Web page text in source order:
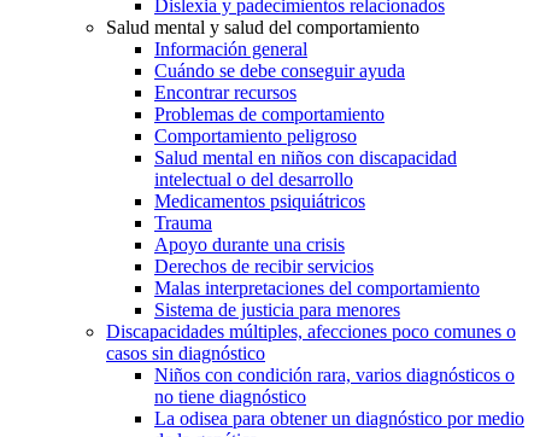
Dislexia y padecimientos relacionados
Salud mental y salud del comportamiento
Información general
Cuándo se debe conseguir ayuda
Encontrar recursos
Problemas de comportamiento
Comportamiento peligroso
Salud mental en niños con discapacidad
intelectual o del desarrollo
Medicamentos psiquiátricos
Trauma
Apoyo durante una crisis
Derechos de recibir servicios
Malas interpretaciones del comportamiento
Sistema de justicia para menores
Discapacidades múltiples, afecciones poco comunes o
casos sin diagnóstico
Niños con condición rara, varios diagnósticos o
no tiene diagnóstico
La odisea para obtener un diagnóstico por medio